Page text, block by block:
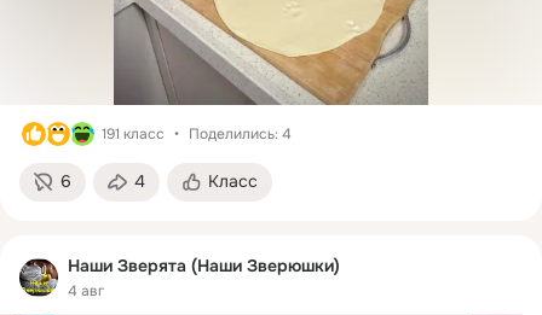
191 класс Поделились: 4
6 4 Класс
Наши Зверята (Наши Зверюшки)
4 авг